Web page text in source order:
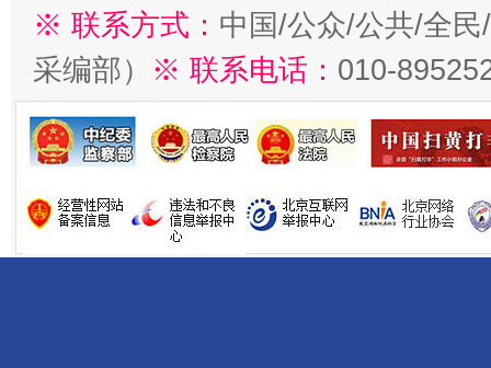
※ 联系方式： 中国/公众/公共/全
采编部） ※ 联系电话： 010-